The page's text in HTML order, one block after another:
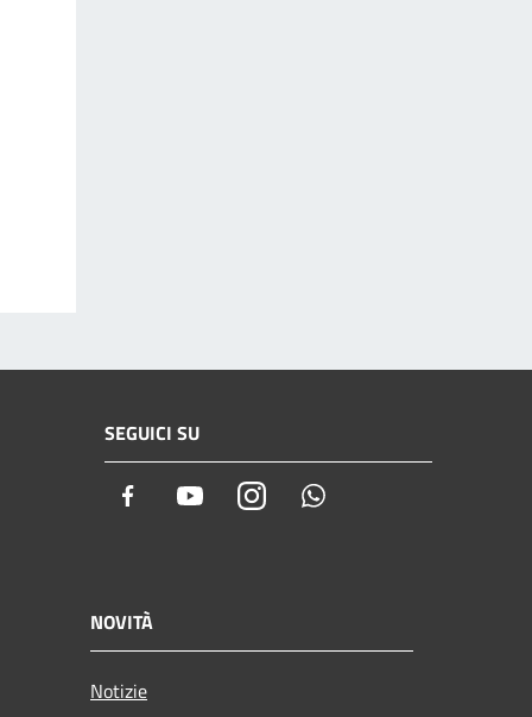
SEGUICI SU
Facebook YoutubeInstagram
NOVITÀ
Notizie